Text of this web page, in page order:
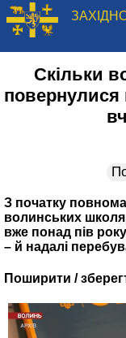
Скільки
повернулися
З початку
волинських
вже понад пів
– й надалі
Поширити /